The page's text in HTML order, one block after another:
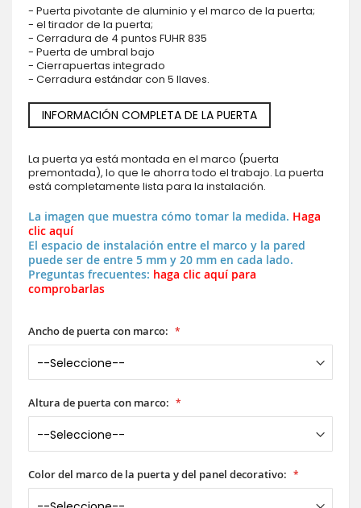
- Puerta pivotante de aluminio y el marco de la puerta;
- el tirador de la puerta;
- Cerradura de 4 puntos FUHR 835
- Puerta de umbral bajo
- Cierrapuertas integrado
- Cerradura estándar con 5 llaves.
INFORMACIÓN COMPLETA DE LA PUERTA
La puerta ya está montada en el marco (puerta
premontada), lo que le ahorra todo el trabajo. La puerta
está completamente lista para la instalación.
La imagen que muestra cómo tomar la medida. Haga
clic aquí
El espacio de instalación entre el marco y la pared
puede ser de entre 5 mm y 20 mm en cada lado.
Preguntas frecuentes: haga clic aquí para
comprobarlas
Ancho de puerta con marco:
Altura de puerta con marco:
Color del marco de la puerta y del panel decorativo: